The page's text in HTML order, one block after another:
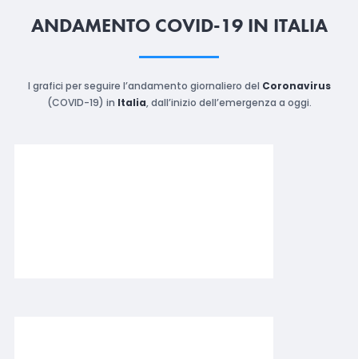
ANDAMENTO COVID-19 IN ITALIA
I grafici per seguire l’andamento giornaliero del Coronavirus
(COVID-19) in Italia, dall’inizio dell’emergenza a oggi.